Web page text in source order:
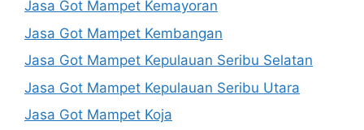
Jasa Got Mampet Kemayoran
Jasa Got Mampet Kembangan
Jasa Got Mampet Kepulauan Seribu Selatan
Jasa Got Mampet Kepulauan Seribu Utara
Jasa Got Mampet Koja